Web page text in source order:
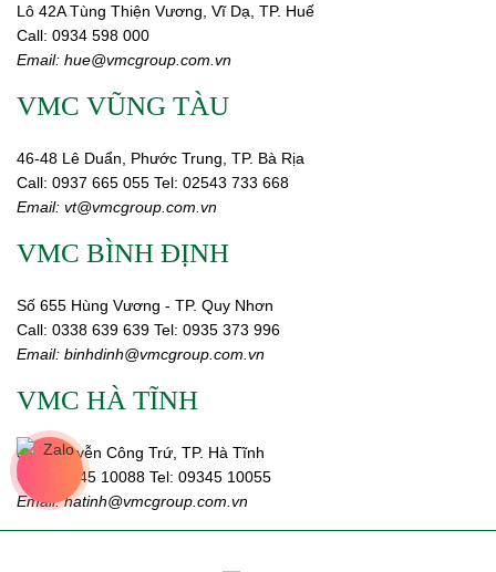
Lô 42A Tùng Thiện Vương, Vĩ Dạ, TP. Huế
Call: 0934 598 000
Email: hue@vmcgroup.com.vn
VMC VŨNG TÀU
46-48 Lê Duẩn, Phước Trung, TP. Bà Rịa
Call: 0937 665 055 Tel: 02543 733 668
Email: vt@vmcgroup.com.vn
VMC BÌNH ĐỊNH
Số 655 Hùng Vương - TP. Quy Nhơn
Call: 0338 639 639 Tel: 0935 373 996
Email: binhdinh@vmcgroup.com.vn
VMC HÀ TĨNH
359 Nguyễn Công Trứ, TP. Hà Tĩnh
Call:
09345 10088 Tel: 09345 10055
Email: hatinh@vmcgroup.com.vn